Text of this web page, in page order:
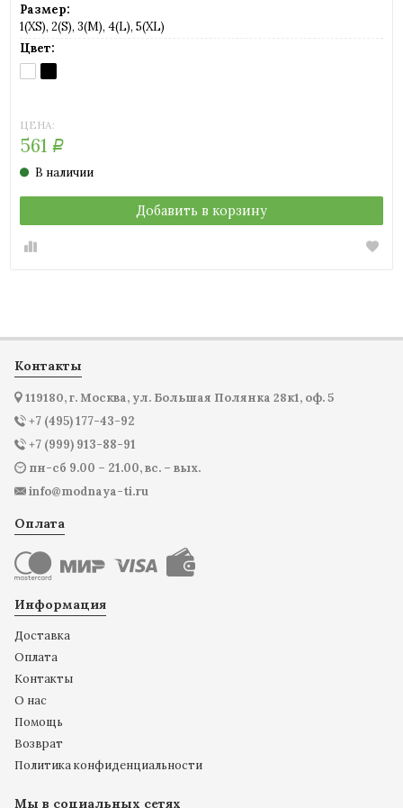
Размер:
1(XS), 2(S), 3(M), 4(L), 5(XL)
Цвет:
BIANCO
(белый)
NERO
(черный)
ЦЕНА:
561 Р
В наличии
Добавить в корзину
Контакты
119180, г. Москва, ул. Большая Полянка 28к1, оф. 5
+7 (495) 177-43-92
+7 (999) 913-88-91
пн-сб 9.00 – 21.00, вс. – вых.
info@modnaya-ti.ru
Оплата
Информация
Доставка
Оплата
Контакты
О нас
Помощь
Возврат
Политика конфиденциальности
Мы в социальных сетях